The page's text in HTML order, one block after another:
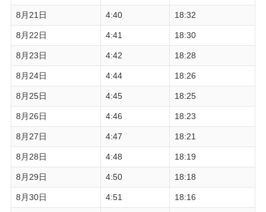
8月21日 4:40 18:32
8月22日 4:41 18:30
8月23日 4:42 18:28
8月24日 4:44 18:26
8月25日 4:45 18:25
8月26日 4:46 18:23
8月27日 4:47 18:21
8月28日 4:48 18:19
8月29日 4:50 18:18
8月30日 4:51 18:16